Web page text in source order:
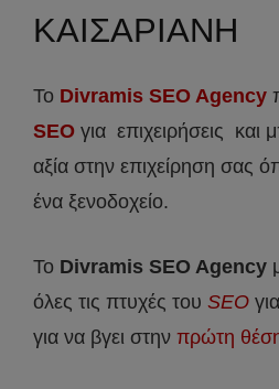
ΚΑΙΣΑΡΙΑΝΗ
Το Divramis SEO Agency
SEO για επιχειρήσεις και
αξία στην επιχείρηση σας
ένα ξενοδοχείο.
Το Divramis SEO Agency
όλες τις πτυχές του SEO
για να βγει στην πρώτη